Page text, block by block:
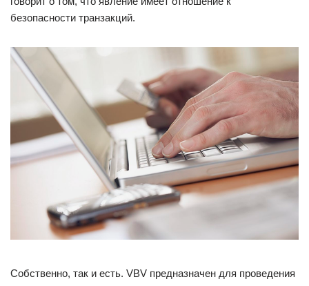
безопасности транзакций.
Собственно, так и есть. VBV предназначен для проведения